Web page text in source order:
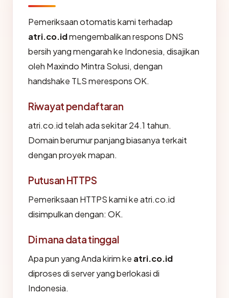
Pemeriksaan otomatis kami terhadap
atri.co.idmengembalikan respons DNS
bersih yang mengarah ke Indonesia, disajikan
oleh Maxindo Mintra Solusi, dengan
handshake TLS merespons OK.
Riwayat pendaftaran
atri.co.id telah ada sekitar 24.1 tahun.
Domain berumur panjang biasanya terkait
dengan proyek mapan.
Putusan HTTPS
Pemeriksaan HTTPS kami ke atri.co.id
disimpulkan dengan: OK.
Di mana data tinggal
Apa pun yang Anda kirim ke atri.co.id
diproses di server yang berlokasi di
Indonesia.